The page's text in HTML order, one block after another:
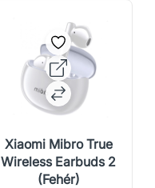
Xiaomi Mibro True
Wireless Earbuds 2
(Fehér)